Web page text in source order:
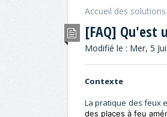
Accueil des solutions
[FAQ] Qu'est
Modifié le : Mer, 5
Contexte
La pratique des feux
des places à feu